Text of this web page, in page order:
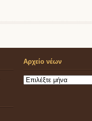
Αρχείο νέων
Αρχείο